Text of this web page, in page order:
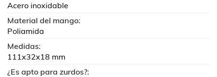
Acero inoxidable
Material del mango:
Poliamida
Medidas:
111x32x18 mm
¿Es apto para zurdos?: